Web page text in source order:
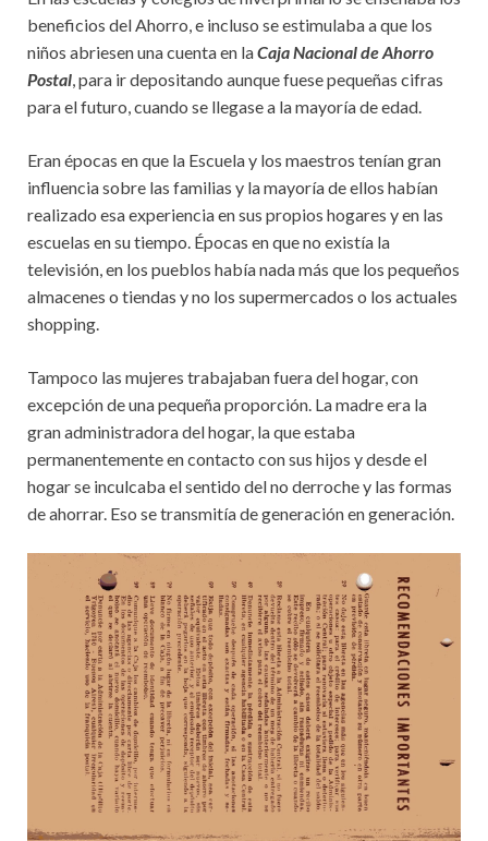
beneficios del Ahorro, e incluso se estimulaba a que los
niños abriesen una cuenta en laCaja Nacional de Ahorro
Postal , para ir depositando aunque fuese pequeñas cifras
para el futuro, cuando se llegase a la mayoría de edad.
Eran épocas en que la Escuela y los maestros tenían gran
influencia sobre las familias y la mayoría de ellos habían
realizado esa experiencia en sus propios hogares y en las
escuelas en su tiempo. Épocas en que no existía la
televisión, en los pueblos había nada más que los pequeños
almacenes o tiendas y no los supermercados o los actuales
shopping.
Tampoco las mujeres trabajaban fuera del hogar, con
excepción de una pequeña proporción. La madre era la
gran administradora del hogar, la que estaba
permanentemente en contacto con sus hijos y desde el
hogar se inculcaba el sentido del no derroche y las formas
de ahorrar. Eso se transmitía de generación en generación.